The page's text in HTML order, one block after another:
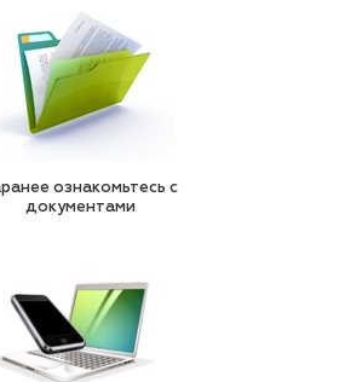
ознакомьтесь с
документами